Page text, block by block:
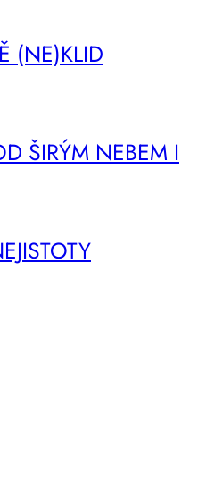
(NE)KLID
ŠI­RÝM NE­BEM I